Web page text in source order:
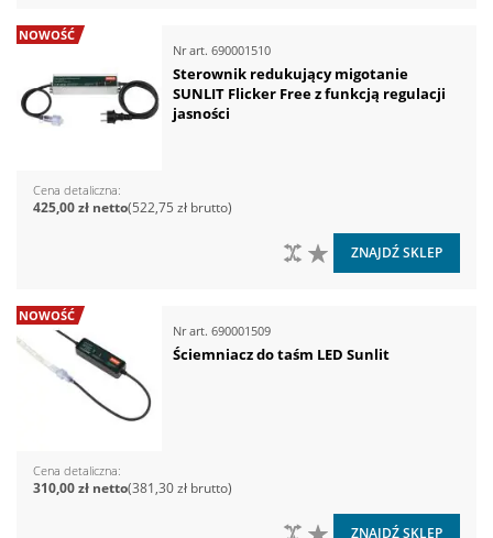
NOWOŚĆ
Nr art. 690001510
Sterownik redukujący migotanie
SUNLIT Flicker Free z funkcją regulacji
jasności
Cena detaliczna
522,75 zł
425,00 zł
DO LISTY ŻYCZEŃ
DO PORÓWNANIA
ZNAJDŹ SKLEP
NOWOŚĆ
Nr art. 690001509
Ściemniacz do taśm LED Sunlit
Cena detaliczna
381,30 zł
310,00 zł
DO LISTY ŻYCZEŃ
DO PORÓWNANIA
ZNAJDŹ SKLEP